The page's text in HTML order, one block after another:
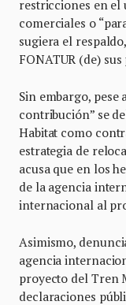
restricciones en el
comerciales o
sugiera el
FONATUR (de)
Sin embargo, pese
contribución” se
Habitat como
estrategia de
acusa que en los
de la agencia
internacional al
Asimismo,
agencia
proyecto del Tren
declaraciones